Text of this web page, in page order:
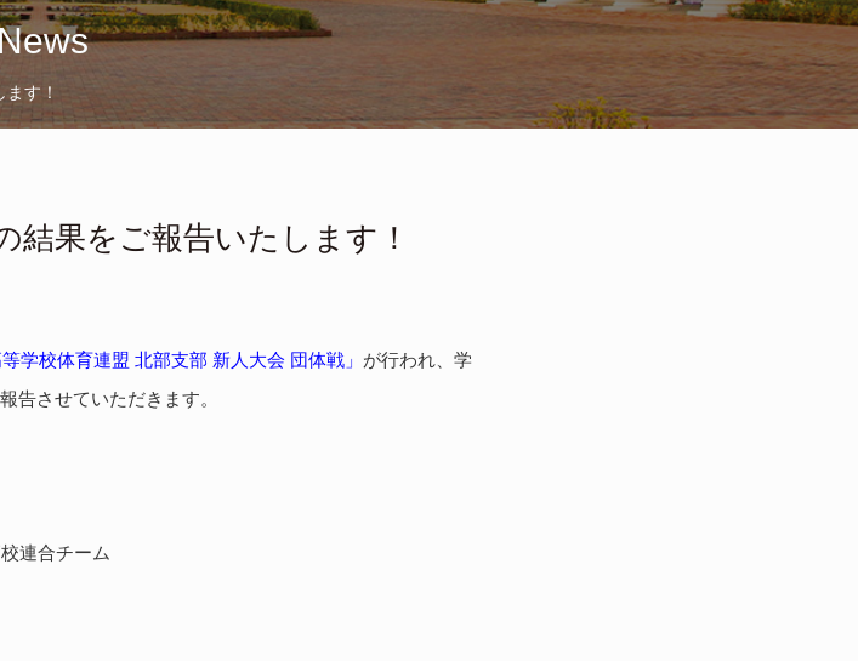
す！
果をご報告いたします！
等学校体育連盟 北部支部 新人大会 団体戦」 が行われ、学
告させていただきます。
連合チーム